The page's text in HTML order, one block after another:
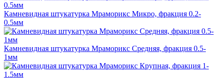
Камневидная штукатурка Мраморикс Микро, фракция 0.2-
0.5мм
Камневидная штукатурка Мраморикс Средняя, фракция 0.5-
1мм